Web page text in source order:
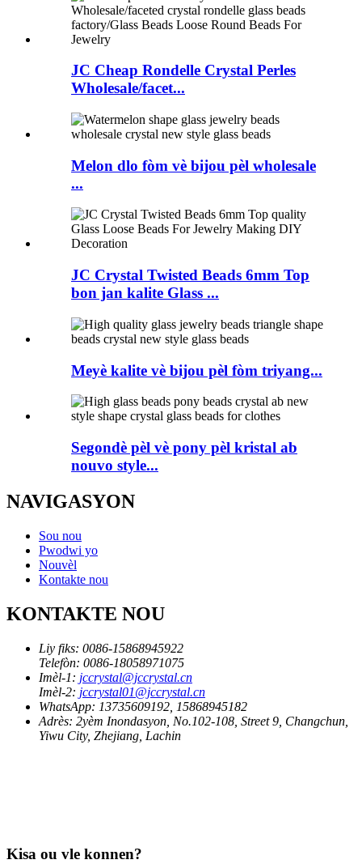
JC Cheap Rondelle Crystal Perles
Wholesale/facet...
Melon dlo fòm vè bijou pèl wholesale
...
JC Crystal Twisted Beads 6mm Top
bon jan kalite Glass ...
Meyè kalite vè bijou pèl fòm triyang...
Segondè pèl vè pony pèl kristal ab
nouvo style...
NAVIGASYON
Sou nou
Pwodwi yo
Nouvèl
Kontakte nou
KONTAKTE NOU
Liy fiks: 0086-15868945922
Telefòn: 0086-18058971075
Imèl-1: jccrystal@jccrystal.cn
Imèl-2: jccrystal01@jccrystal.cn
WhatsApp: 13735609192, 15868945182
Adrès: 2yèm Inondasyon, No.102-108, Street 9, Changchun,
Yiwu City, Zhejiang, Lachin
Kisa ou vle konnen?